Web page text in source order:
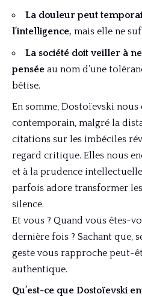
La douleur peut
l’intelligence, mais elle ne
La société doit veiller à
pensée au nom d’une
bêtise.
En somme, Dostoïevski
contemporain, malgré la
citations sur les imbéciles
regard critique. Elles nous
et à la prudence
parfois adore transformer
silence.
Et vous ? Quand vous êtes-
dernière fois ? Sachant que,
geste vous rapproche peut-
authentique.
Qu’est-ce que Dostoïevski